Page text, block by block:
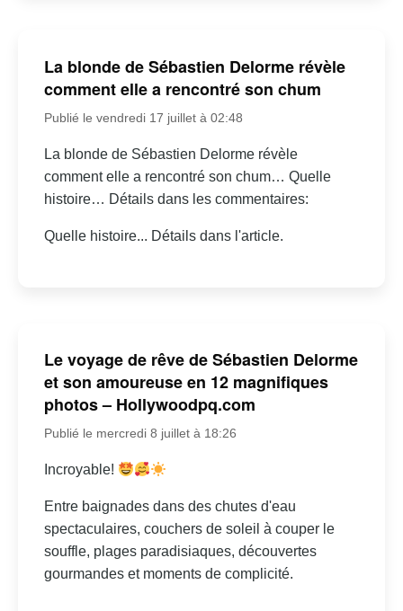
La blonde de Sébastien Delorme révèle
comment elle a rencontré son chum
Publié le vendredi 17 juillet à 02:48
La blonde de Sébastien Delorme révèle
comment elle a rencontré son chum… Quelle
histoire… Détails dans les commentaires:
Quelle histoire... Détails dans l'article.
Le voyage de rêve de Sébastien Delorme
et son amoureuse en 12 magnifiques
photos – Hollywoodpq.com
Publié le mercredi 8 juillet à 18:26
Incroyable!
Entre baignades dans des chutes d'eau
spectaculaires, couchers de soleil à couper le
souffle, plages paradisiaques, découvertes
gourmandes et moments de complicité.